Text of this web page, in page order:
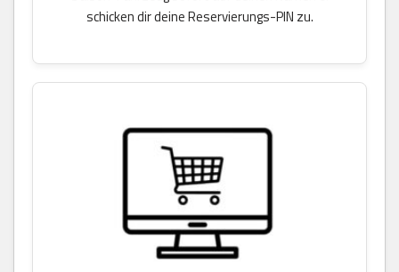
schicken dir deine Reservierungs-PIN zu.